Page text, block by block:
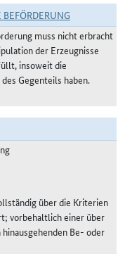
muss nicht erbracht
der Erzeugnisse
insoweit die
Gegenteils haben.
über die Kriterien
vorbehaltlich einer über
Be- oder